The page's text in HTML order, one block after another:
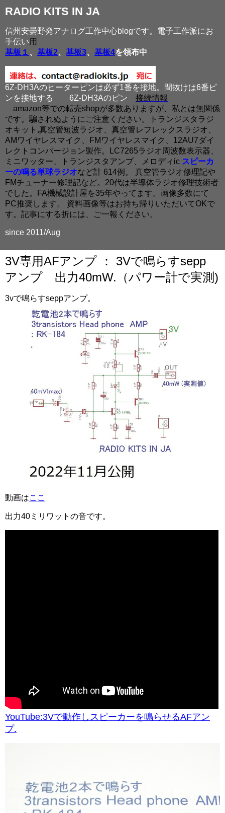
RADIO KITS IN JA
信州安曇野発アナログ工作中心blogです。電子工作派にお
手伝い用
基板１ 、 基板2、 基板3、 基板4を領布中
6Z-DH3Aのヒーターピンは必ず1番を接地。間抜けは6番ピ
ンを接地する
6Z-DH3Aのピン 接続情報
amazon等での転売shopが多数ありますが、私とは無関係
です。騙されぬようにご注意ください。トランジスタラジ
オキット,真空管短波ラジオ、真空管レフレックスラジオ、
AMワイヤレスマイク、FMワイヤレスマイク、12AU7ダイ
レクトコンバージョン製作。LC7265ラジオ周波数表示器、
ミニワッター、トランジスタアンプ、メロディic スピーカ
ーの鳴る単球ラジオなど計 614例。 真空管ラジオ修理記や
FMチューナー修理記など。20代は半導体ラジオ修理技術者
でした。FA機械設計屋を35年やってます。画像多数にて
PC推奨します。 資料画像等はお持ち帰りいただいてOKで
す。記事にする折には、ご一報ください。
since 2011/Aug
3V専用AFアンプ ： 3Vで鳴らすsepp
アンプ 出力40mW.（パワー計で実測)
3vで鳴らすseppアンプ。
動画はここ
出力40ミリワットの音です。
YouTube:3Vで動作しスピーカーを鳴らせるAFアン
プ.